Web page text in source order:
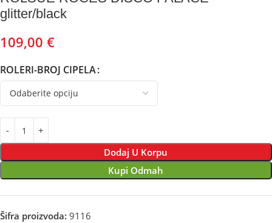
glitter/black
109,00 €
ROLERI-BROJ CIPELA
Dodaj U Korpu
Kupi Odmah
Šifra proizvoda: 9116